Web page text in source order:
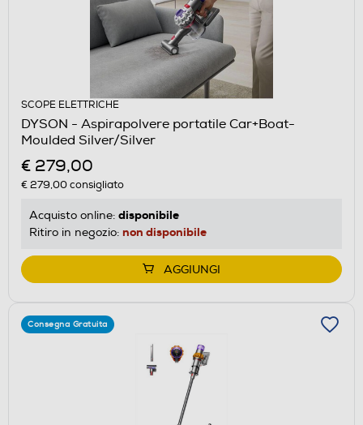
SCOPE ELETTRICHE
DYSON - Aspirapolvere portatile Car+Boat-
Moulded Silver/Silver
€ 279,00
€ 279,00consigliato
Acquisto online: disponibile
Ritiro in negozio: non disponibile
AGGIUNGI
Consegna Gratuita